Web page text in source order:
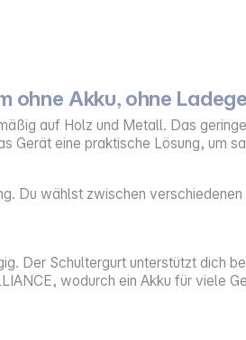
ohne Akku, ohne
auf Holz und Metall. Das
Gerät eine praktische Lösung, um
Du wählst zwischen
Der Schultergurt unterstützt dich
wodurch ein Akku für viele